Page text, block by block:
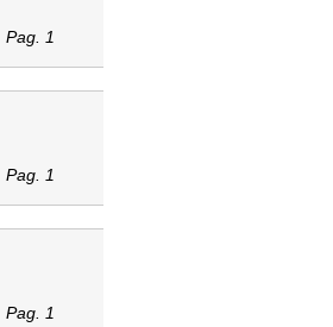
Pag. 1
Pag. 1
Pag. 1